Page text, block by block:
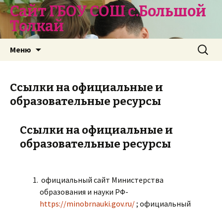
Сайт ГБОУ СОШ с.Большой
Толкай
Меню Найти:
Ссылки на официальные и
образовательные ресурсы
Ссылки на официальные и
образовательные ресурсы
официальный сайт Министерства
образования и науки РФ-
https://minobrnauki.gov.ru/; официальный